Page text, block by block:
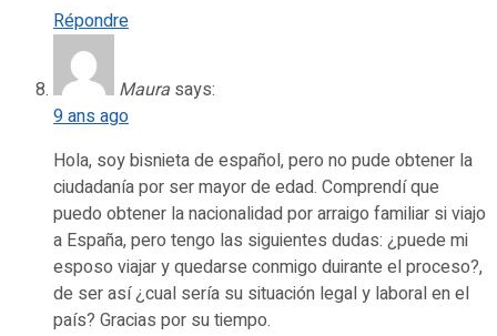
Répondre
Maura says:
9 ans ago
Hola, soy bisnieta de español, pero no pude obtener la
ciudadanía por ser mayor de edad. Comprendí que
puedo obtener la nacionalidad por arraigo familiar si viajo
a España, pero tengo las siguientes dudas: ¿puede mi
esposo viajar y quedarse conmigo duirante el proceso?,
de ser así ¿cual sería su situación legal y laboral en el
país? Gracias por su tiempo.